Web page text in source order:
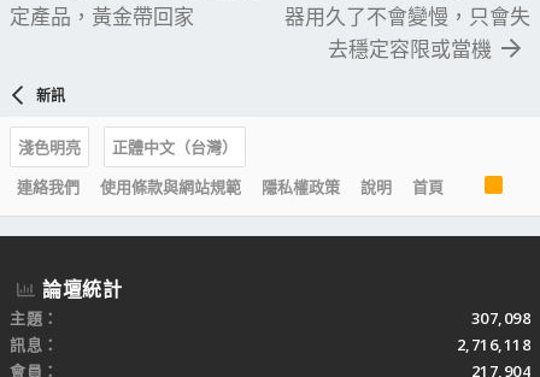
定產品，黃金帶回家
器用久了不會變慢，只會失
去穩定容限或當機
新訊
淺色明亮
正體中文（台灣）
連絡我們
使用條款與網站規範 隱私權政策 說明 首頁
R
S
S
論壇統計
主題
307,098
訊息
2,716,118
會員
217,904